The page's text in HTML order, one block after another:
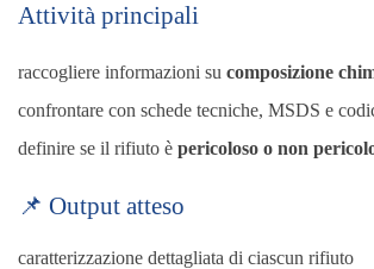
Attività principali
raccogliere informazioni su composizione
confrontare con schede tecniche, MSDS e
definire se il rifiuto è pericoloso o non
📌 Output atteso
caratterizzazione dettagliata di ciascun rifiuto